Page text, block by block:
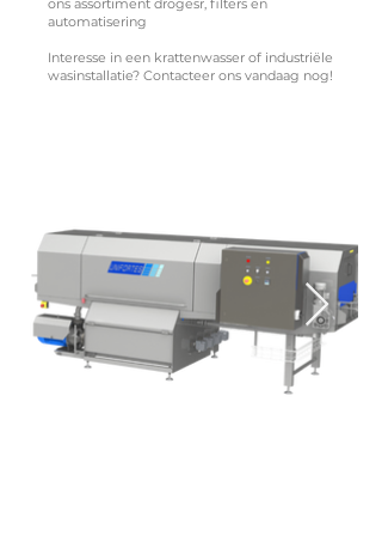
ons assortiment drogesr, filters en
automatisering
Interesse in een krattenwasser of industriële
wasinstallatie? Contacteer ons vandaag nog!